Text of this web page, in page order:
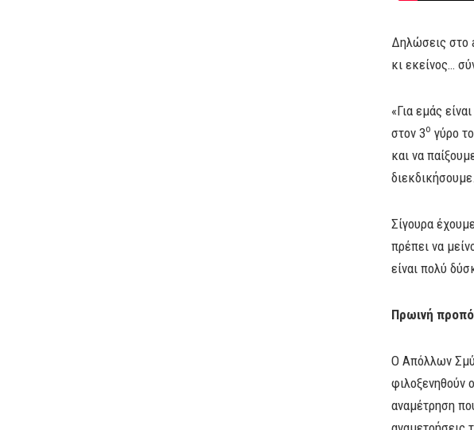
Δηλώσεις στο
κι εκείνος…
«Για εμάς
στον 3ο γύρο
και να
διεκδικήσουμε.
Σίγουρα
πρέπει να
είναι πολύ
Πρωινή
Ο Απόλλων
φιλοξενηθούν
αναμέτρηση